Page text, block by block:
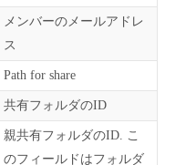
メンバーのメールアドレ
ス
Path for share
共有フォルダのID
親共有フォルダのID. こ
のフィールドはフォルダ